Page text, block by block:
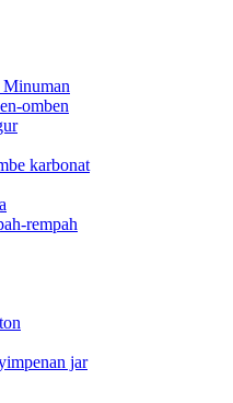
omben
karbonat
rempah
jar